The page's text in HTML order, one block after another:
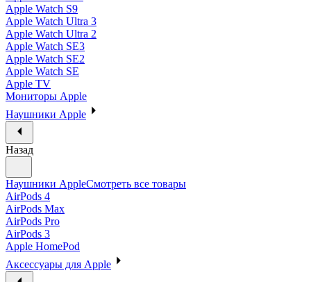
Apple Watch S9
Apple Watch Ultra 3
Apple Watch Ultra 2
Apple Watch SE3
Apple Watch SE2
Apple Watch SE
Apple TV
Мониторы Apple
Наушники Apple
Назад
Наушники AppleСмотреть все товары
AirPods 4
AirPods Max
AirPods Pro
AirPods 3
Apple HomePod
Аксессуары для Apple